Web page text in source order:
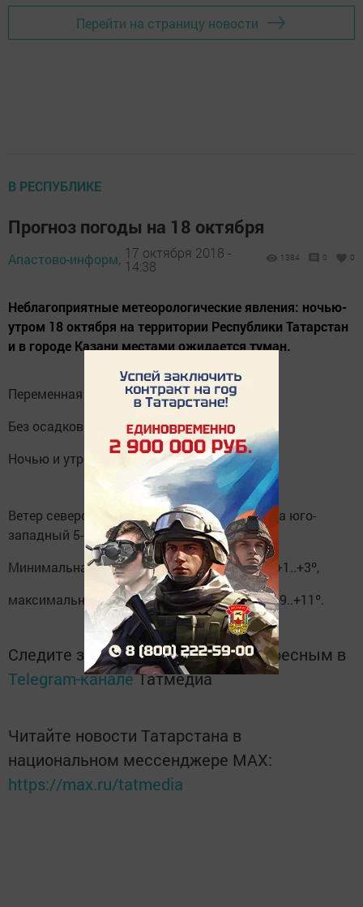
Перейти на страницу новости
В РЕСПУБЛИКЕ
Прогноз погоды на 18 октября
Апастово-информ, 17 октября 2018 -
14:38
1384 0 0
Неблагоприятные метеорологические явления: ночью-
утром 18 октября на территории Республики Татарстан
и в городе Казани местами ожидается туман.
Переменная облачность.
Без осадков.
Ночью и утром местами туман.
Ветер северо-западный с переходом днем на юго-
западный 5-10 м/с.
Минимальная температура воздуха ночью +1..+3º,
максимальная температура воздуха днем +9..+11º.
Следите за самым важным и интересным в
Telegram-канале Татмедиа
Читайте новости Татарстана в
национальном мессенджере MАХ:
https://max.ru/tatmedia